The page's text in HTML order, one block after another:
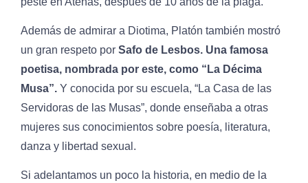
Además de admirar a Diotima, Platón también mostró
un gran respeto por Safo de Lesbos. Una famosa
poetisa, nombrada por este, como “La Décima
Musa”. Y conocida por su escuela, “La Casa de las
Servidoras de las Musas”, donde enseñaba a otras
mujeres sus conocimientos sobre poesía, literatura,
danza y libertad sexual.
Si adelantamos un poco la historia, en medio de la